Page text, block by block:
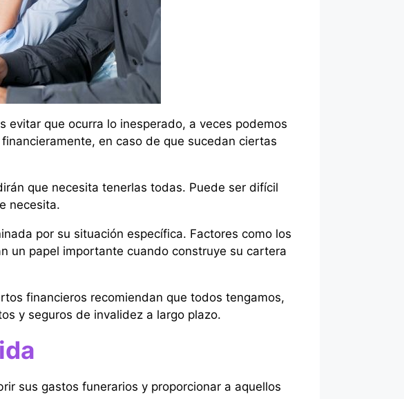
que ocurra lo inesperado, a veces podemos
en caso de que sucedan ciertas
que necesita tenerlas todas. Puede ser difícil
necesita.
por su situación específica. Factores como los
un papel importante cuando construye su cartera
financieros recomiendan que todos tengamos,
y seguros de invalidez a largo plazo.
sus gastos funerarios y proporcionar a aquellos